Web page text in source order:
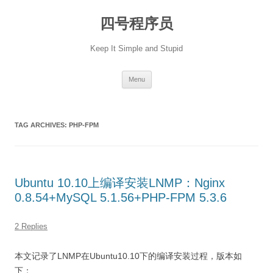
四号程序员
Keep It Simple and Stupid
Menu
TAG ARCHIVES: PHP-FPM
Ubuntu 10.10上编译安装LNMP：Nginx
0.8.54+MySQL 5.1.56+PHP-FPM 5.3.6
2 Replies
本文记录了LNMP在Ubuntu10.10下的编译安装过程，版本如
下：